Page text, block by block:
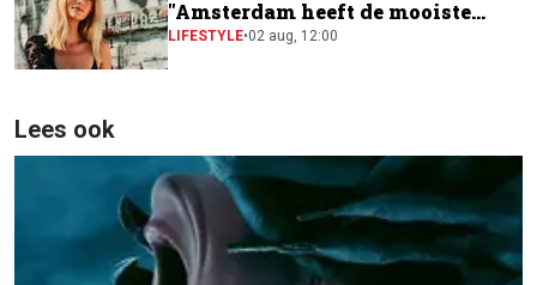
"Amsterdam heeft de mooiste
festivalscene van Europa"
LIFESTYLE•02 aug, 12:00
Lees ook